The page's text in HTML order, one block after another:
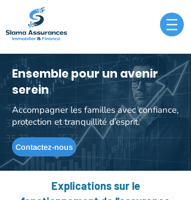
Ensemble pour un avenir
serein
Accompagner les familles avec confiance,
protection et tranquillité d’esprit.
Contactez-nous
Explications sur le